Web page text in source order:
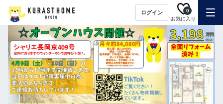
ログイン
お気に入り
0